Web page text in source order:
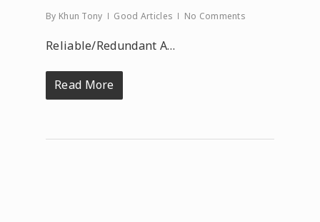
By Khun Tony Good Articles No Comments
Reliable/Redundant A…
Read More